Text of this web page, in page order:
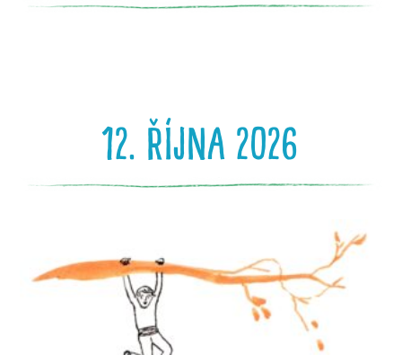
12. října 2026